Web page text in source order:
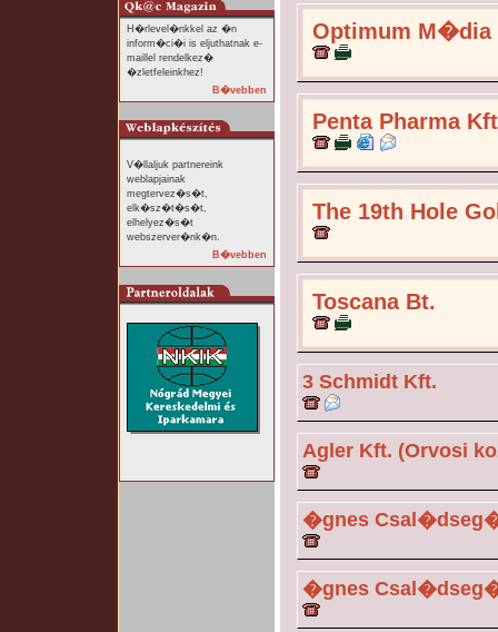
H�rlevel�nkkel az �n
inform�ci�i is eljuthatnak e-
maillel rendelkez�
�zletfeleinkhez!
B�vebben
V�llaljuk partnereink
weblapjainak
megtervez�s�t,
elk�sz�t�s�t,
elhelyez�s�t
webszerver�nk�n.
B�vebben
Optimum M�dia
Penta Pharma
The 19th Hole
Toscana Bt.
3 Schmidt Kft.
Agler Kft. (Orvosi
�gnes
�gnes